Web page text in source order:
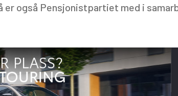
er også Pensjonistpartiet med i